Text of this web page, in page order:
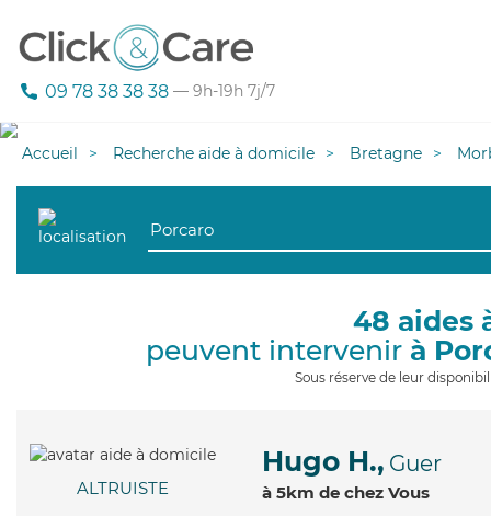
09 78 38 38 38 — 9h-19h 7j/7
Accueil Recherche aide à domicile Bretagne
48 aides
peuvent intervenir à
Sous réserve de leur
ALTRUISTE
Hugo H., Guer
à 5km de chez Vous